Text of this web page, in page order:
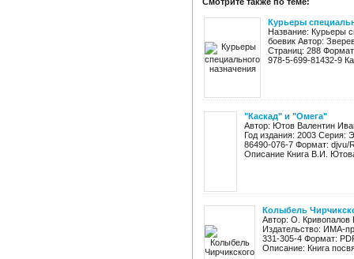
Курьеры
Название: Курьеры
боевик Автор:
Страниц: 288
978-5-699-81432-9
"Каскад" и "Омега"
Автор: Ютов Валентин
Год издания: 2003 Серия:
86490-076-7 Формат: djvu/
Описание Книга В.И.
Колыбель
Автор: О. Кривопалов
Издательство: ИМА-
331-305-4 Формат:
Описание: Книга